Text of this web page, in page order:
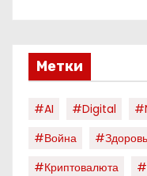
Метки
#AI #digital
#война
#криптовалюта